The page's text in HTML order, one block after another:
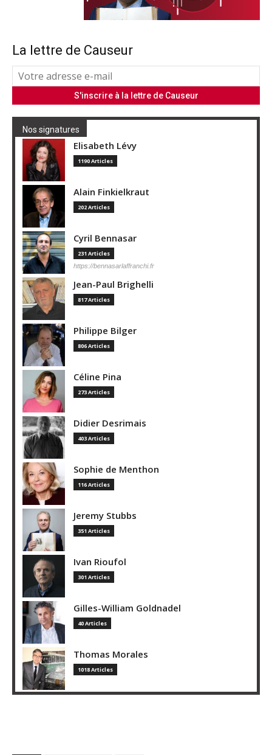
La lettre de Causeur
Nos signatures
Elisabeth Lévy
1190 Articles
Alain Finkielkraut
202 Articles
Cyril Bennasar
231 Articles
https://bennasarlaffranchi.fr
Jean-Paul Brighelli
817 Articles
Philippe Bilger
806 Articles
Céline Pina
273 Articles
Didier Desrimais
403 Articles
Sophie de Menthon
116 Articles
Jeremy Stubbs
351 Articles
Ivan Rioufol
301 Articles
Gilles-William Goldnadel
40 Articles
Thomas Morales
1018 Articles